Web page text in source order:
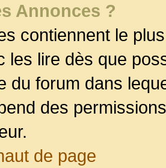
Annonces ?
contiennent le
les lire dès que
du forum dans
des
de page